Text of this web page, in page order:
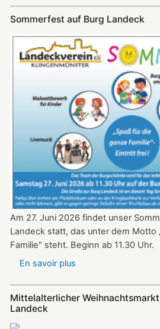
auf
Burg
Landeck
am
Juni
2026
ab
20:30
Uhr​​​​​​​​​​​​​​
Sommerfest auf Burg Landeck
Am 27. Juni 2026 findet unser
Landeck statt, das unter dem Motto
Familie" steht. Beginn ab 11.30 Uhr.
En savoir plus
Burg
Mittelalterlicher
Landeck